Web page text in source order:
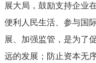
展大局，鼓励支持企业
便利人民生活、参与国
展、加强监管，是为了
远的发展；防止资本无